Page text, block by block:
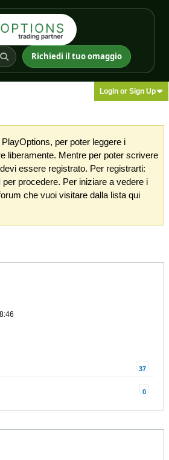
Richiedi il tuo omaggio
Login or Sign Up
per poter leggere i
liberamente. Mentre per poter scrivere
essere registrato. Per registrarti:
per procedere. Per iniziare a vedere i
che vuoi visitare dalla lista qui
37
0